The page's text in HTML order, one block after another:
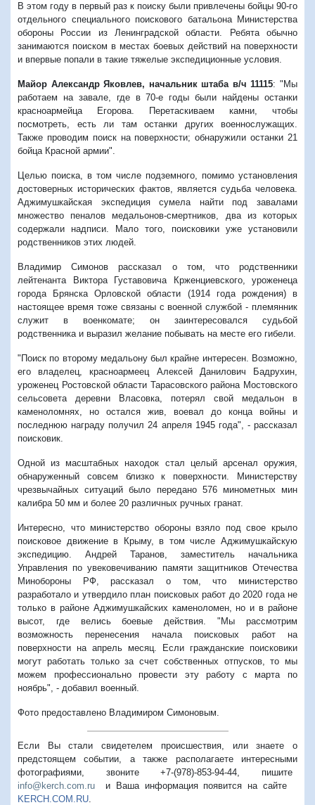
В этом году в первый раз к поиску были привлечены бойцы 90-го
отдельного специального поискового батальона Министерства
обороны России из Ленинградской области. Ребята обычно
занимаются поиском в местах боевых действий на поверхности
и впервые попали в такие тяжелые экспедиционные условия.
Майор Александр Яковлев, начальник штаба в/ч 11115: "Мы
работаем на завале, где в 70-е годы были найдены останки
красноармейца Егорова. Перетаскиваем камни, чтобы
посмотреть, есть ли там останки других военнослужащих.
Также проводим поиск на поверхности; обнаружили останки 21
бойца Красной армии".
Целью поиска, в том числе подземного, помимо установления
достоверных исторических фактов, является судьба человека.
Аджимушкайская экспедиция сумела найти под завалами
множество пеналов медальонов-смертников, два из которых
содержали надписи. Мало того, поисковики уже установили
родственников этих людей.
Владимир Симонов рассказал о том, что родственники
лейтенанта Виктора Густавовича Крженциевского, уроженеца
города Брянска Орловской области (1914 года рождения) в
настоящее время тоже связаны с военной службой - племянник
служит в военкомате; он заинтересовался судьбой
родственника и выразил желание побывать на месте его гибели.
"Поиск по второму медальону был крайне интересен. Возможно,
его владелец, красноармеец Алексей Данилович Бадрухин,
уроженец Ростовской области Тарасовского района Мостовского
сельсовета деревни Власовка, потерял свой медальон в
каменоломнях, но остался жив, воевал до конца войны и
последнюю награду получил 24 апреля 1945 года", - рассказал
поисковик.
Одной из масштабных находок стал целый арсенал оружия,
обнаруженный совсем близко к поверхности. Министерству
чрезвычайных ситуаций было передано 576 минометных мин
калибра 50 мм и более 20 различных ручных гранат.
Интересно, что министерство обороны взяло под свое крыло
поисковое движение в Крыму, в том числе Аджимушкайскую
экспедицию. Андрей Таранов, заместитель начальника
Управления по увековечиванию памяти защитников Отечества
Минобороны РФ, рассказал о том, что министерство
разработало и утвердило план поисковых работ до 2020 года не
только в районе Аджимушкайских каменоломен, но и в районе
высот, где велись боевые действия. "Мы рассмотрим
возможность перенесения начала поисковых работ на
поверхности на апрель месяц. Если гражданские поисковики
могут работать только за счет собственных отпусков, то мы
можем профессионально провести эту работу с марта по
ноябрь", - добавил военный.
Фото предоставлено Владимиром Симоновым.
Если Вы стали свидетелем происшествия, или знаете о
предстоящем событии, а также располагаете интересными
фотографиями, звоните +7-(978)-853-94-44, пишите
info@kerch.com.ru и Ваша информация появится на сайте
KERCH.COM.RU.